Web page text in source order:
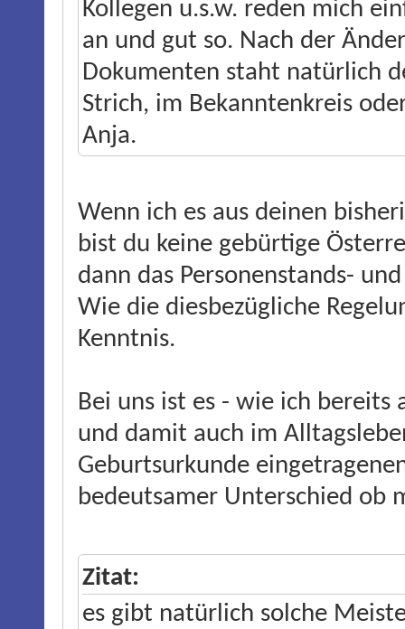
Kollegen u.s.w. reden mich
an und gut so. Nach der
Dokumenten staht natürlich
Strich, im Bekanntenkreis
Anja.
Wenn ich es aus deinen
bist du keine gebürtige
dann das Personenstands-
Wie die diesbezügliche
Kenntnis.
Bei uns ist es - wie ich
und damit auch im
Geburtsurkunde
bedeutsamer Unterschied ob
Zitat:
es gibt natürlich solche